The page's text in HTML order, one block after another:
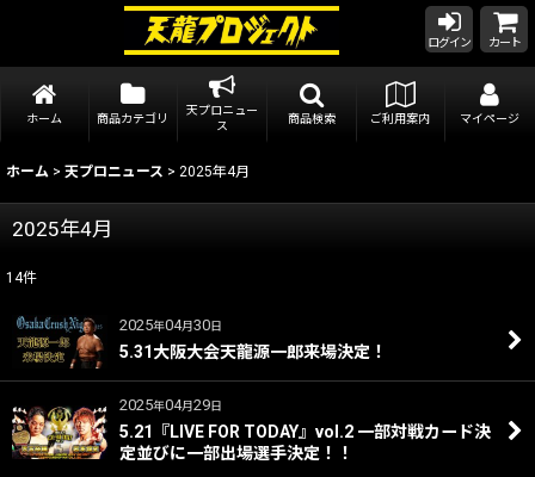
ログイン カート
ホーム 商品カテゴリ
天プロニュー
ス
商品検索 ご利用案内 マイページ
ホーム > 天プロニュース > 2025年4月
2025年4月
14件
2025年04月30日
5.31大阪大会天龍源一郎来場決定！
2025年04月29日
5.21『LIVE FOR TODAY』vol.2 一部対戦カード決
定並びに一部出場選手決定！！